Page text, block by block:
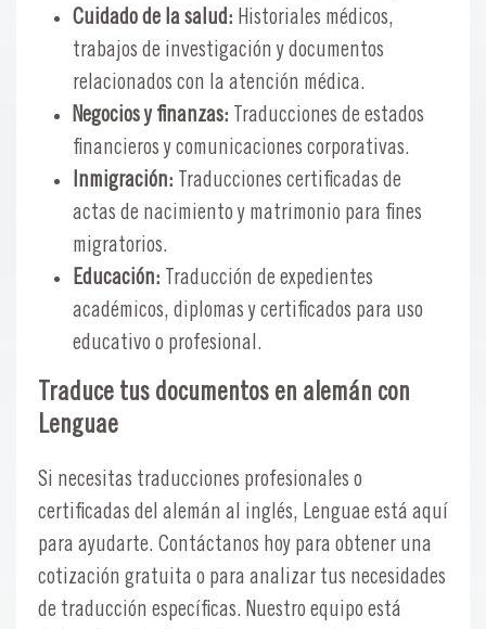
Cuidado de la salud: Historiales médicos,
trabajos de investigación y documentos
relacionados con la atención médica.
Negocios y finanzas: Traducciones de estados
financieros y comunicaciones corporativas.
Inmigración: Traducciones certificadas de
actas de nacimiento y matrimonio para fines
migratorios.
Educación: Traducción de expedientes
académicos, diplomas y certificados para uso
educativo o profesional.
Traduce tus documentos en alemán con
Lenguae
Si necesitas traducciones profesionales o
certificadas del alemán al inglés, Lenguae está aquí
para ayudarte. Contáctanos hoy para obtener una
cotización gratuita o para analizar tus necesidades
de traducción específicas. Nuestro equipo está